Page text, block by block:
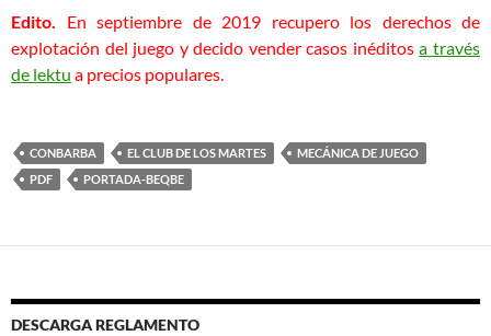
Edito.
En septiembre de 2019 recupero los derechos de
explotación del juego y decido vender casos inéditosa través
de lektu a precios populares.
CONBARBA EL CLUB DE LOS MARTES
MECÁNICA DE JUEGO
PDF
PORTADA-BEQBE
DESCARGA REGLAMENTO